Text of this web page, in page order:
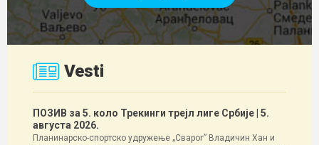
Vesti
ПОЗИВ за 5. коло Трекинги трејл лиге Србије | 5.
августа 2026.
Планинарско-спортско удружење „Сварог” Владичин Хан и